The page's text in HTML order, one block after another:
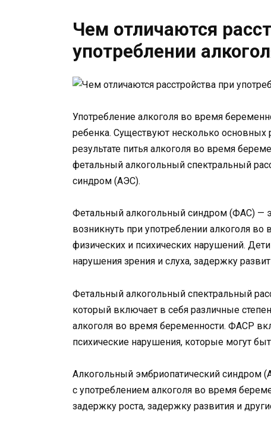
Чем отличаются
употреблении
Употребление алкоголя во время
ребенка. Существуют несколько основных
результате питья алкоголя во время
фетальный алкогольный спектральный
синдром (АЭС).
Фетальный алкогольный синдром (ФАС) —
возникнуть при употреблении алкоголя
физических и психических нарушений.
нарушения зрения и слуха, задержку
Фетальный алкогольный спектральный
который включает в себя различные
алкоголя во время беременности. ФАСР
психические нарушения, которые могут
Алкогольный эмбриопатический синдром
с употреблением алкоголя во время
задержку роста, задержку развития и